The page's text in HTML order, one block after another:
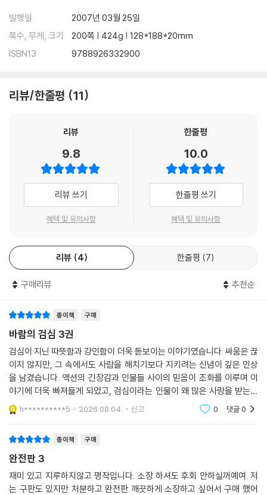
발행일
2007년 03월 25일
쪽수, 무게, 크기
200쪽 | 424g | 128*188*20mm
ISBN13
9788926332900
리뷰/한줄평 11
리뷰
9.8
리뷰 쓰기
혜택 및 유의사항
한줄평
10.0
한줄평 쓰기
혜택 및 유의사항
리뷰 4 한줄평 7
구매리뷰 추천순
종이책 구매
바람의 검심 3권
검심이 지닌 따뜻함과 강인함이 더욱 돋보이는 이야기였습니다. 싸움은 끊
이지 않지만, 그 속에서도 사람을 해치기보다 지키려는 신념이 깊은 인상
을 남겼습니다. 액션의 긴장감과 인물들 사이의 믿음이 조화를 이루며 이
야기에 더욱 빠져들게 되었고, 검심이라는 인물이 왜 많은 사랑을 받는지
자연스럽게 이해할 수 있었습니다.
h**********5 2026.08.04. 신고 0 댓글0
종이책 구매
완전판 3
재미 있고 지루하지않고 명작입니다. 소장 하셔도 후회 안하실꺼예여. 저
는 구판도 있지만 처분하고 완전판 깨끗하게 소장하고 싶어서 구매 했어